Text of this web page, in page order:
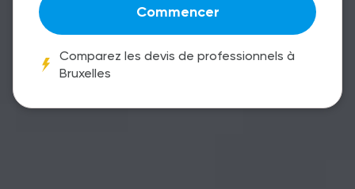
Commencer
Comparez les devis de professionnels à
Bruxelles